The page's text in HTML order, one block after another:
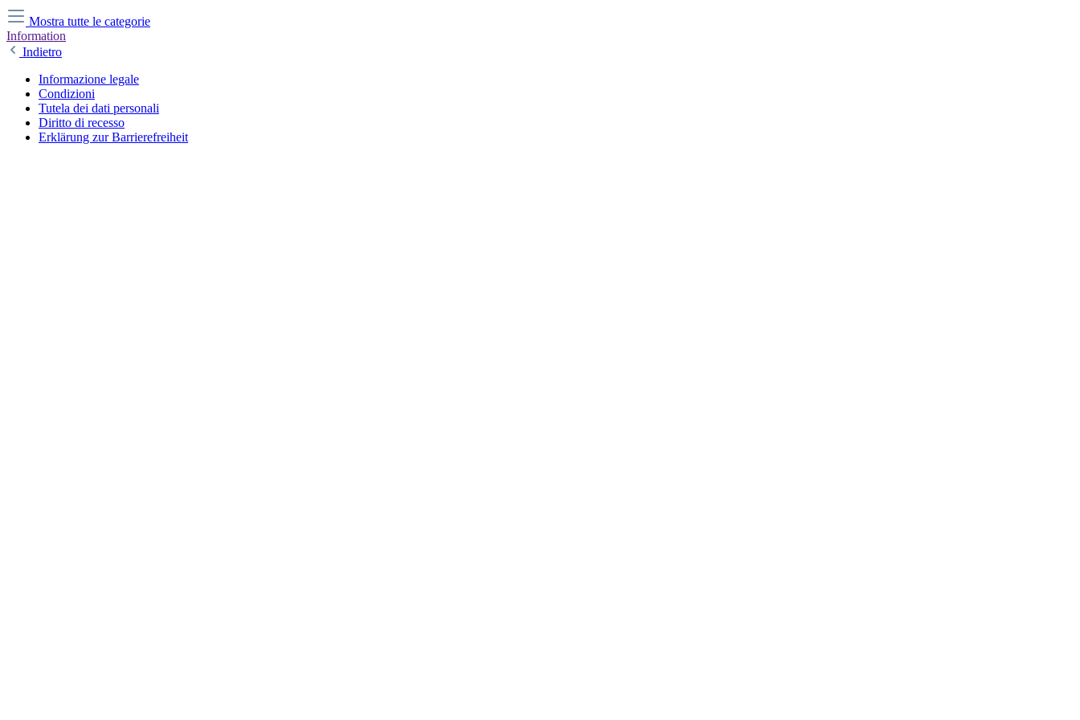
Mostra tutte le categorie
Information
Indietro
Informazione legale
Condizioni
Tutela dei dati personali
Diritto di recesso
Erklärung zur Barrierefreiheit